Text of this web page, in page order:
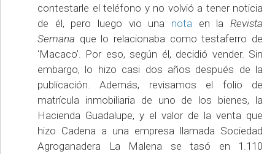
contestarle el teléfono y no volvió a tener noticia
de él, pero luego vio una nota en laRevista
Semana que lo relacionaba como testaferro de
‘Macaco’. Por eso, según él, decidió vender. Sin
embargo, lo hizo casi dos años después de la
publicación. Además, revisamos el folio de
matrícula inmobiliaria de uno de los bienes, la
Hacienda Guadalupe, y el valor de la venta que
hizo Cadena a una empresa llamada Sociedad
Agroganadera La Malena se tasó en 1.110